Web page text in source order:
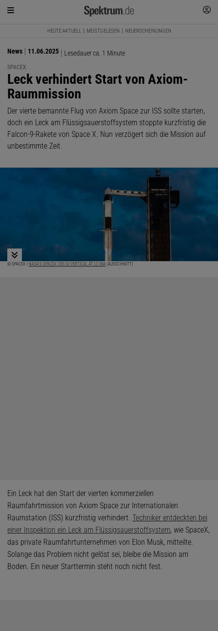
HEUTE AKTUELL MEISTGELESEN NEUERSCHEINUNGEN
News 11.06.2025 Lesedauer ca. 1 Minute
SPACEX
:
Leck verhindert Start von Axiom-
Raummission
Der vierte bemannte Flug von Axiom Space zur ISS sollte starten,
doch ein Leck am Flüssigsauerstoffsystem stoppte kurzfristig die
Falcon-9-Rakete von Space X. Nun verzögert sich die Mission auf
unbestimmte Zeit.
© SPACEX / NASA'S SPACEX CRS-32 VERTICAL AT LC-39A (AUSSCHNITT)
Ein Leck hat den Start der vierten kommerziellen
Raumfahrtmission von Axiom Space zur Internationalen
Raumstation (ISS) kurzfristig verhindert. Techniker entdeckten bei
einer Inspektion ein Leck am Flüssigsauerstoffsystem, wie SpaceX,
das private Raumfahrtunternehmen von Elon Musk, mitteilte.
Solange das Problem nicht gelöst sei, bleibe die Mission am
Boden. Ein neuer Starttermin steht noch nicht fest.